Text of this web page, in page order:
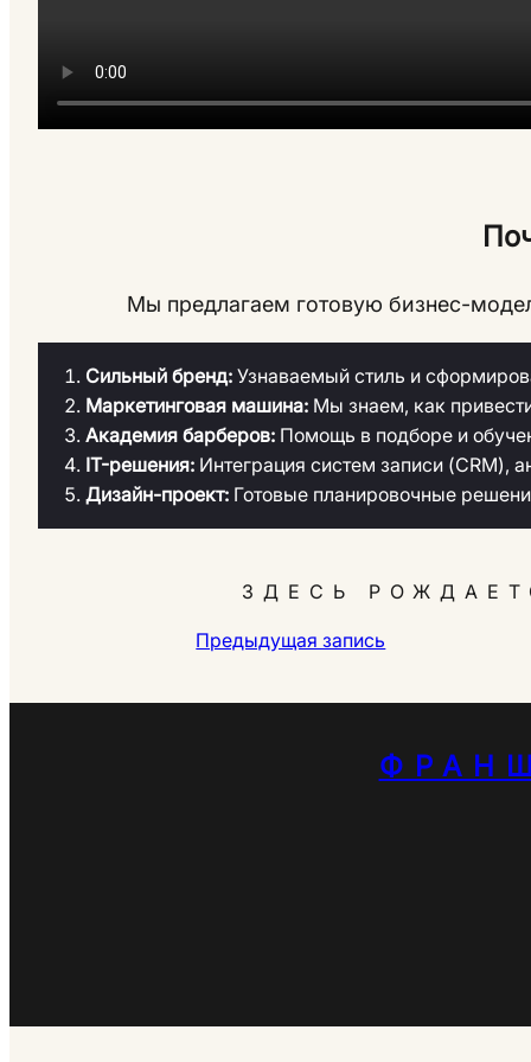
Мы предлагаем готовую бизнес-
Сильный бренд: Узнаваемый стиль и
Маркетинговая машина: Мы знаем, как
Академия барберов: Помощь в подборе и
IT-решения: Интеграция систем записи (CRM),
Дизайн-проект: Готовые планировочные
ЗДЕСЬ
Предыдущая запись